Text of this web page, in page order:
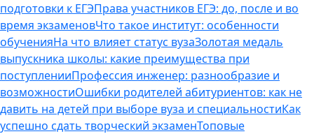
подготовки к ЕГЭПрава участников ЕГЭ: до, после и во
время экзаменовЧто такое институт: особенности
обученияНа что влияет статус вузаЗолотая медаль
выпускника школы: какие преимущества при
поступленииПрофессия инженер: разнообразие и
возможностиОшибки родителей абитуриентов: как не
давить на детей при выборе вуза и специальностиКак
успешно сдать творческий экзаменТоповые